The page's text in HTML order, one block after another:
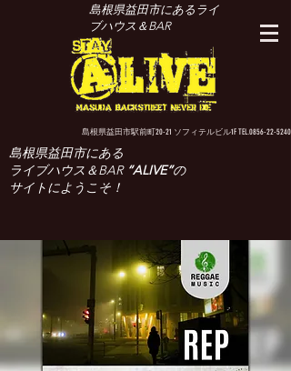
島根県益田市にあるライ
ブハウス＆BAR
島根県益田市駅前町20-21 ソフィテルビル1F TEL.0856-22-5240
島根県益田市にある
ライブハウス＆BAR “ALIVE”の
サイトにようこそ！